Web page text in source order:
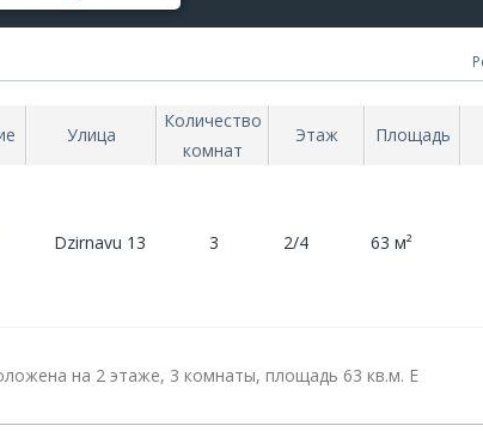
Улица
Количество
комнат
Этаж Площадь
Dzirnavu 13 3 2/4 63 м²
на 2 этаже, 3 комнаты, площадь 63 кв.м. Е